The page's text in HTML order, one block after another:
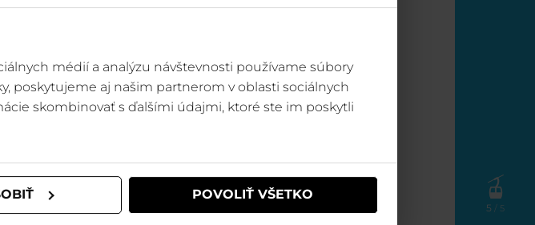
médií a analýzu návštevnosti používame súbory
poskytujeme aj našim partnerom v oblasti sociálnych
skombinovať s ďalšími údajmi, ktoré ste im poskytli
POVOLIŤ VŠETKO
5 / 5
vyskúšať guľôčkovú hru?
Zábava pre deti: Naša guľôčková hra je
navrhnutá tak, aby bola čo najzábavnejšia a
najatraktívnejšia pre deti všetkých vekových
základné princípy fyziky, gravitácie a
mechaniky.